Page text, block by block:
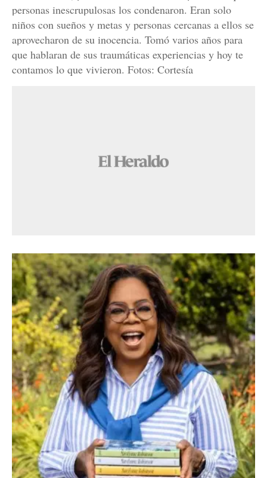
personas inescrupulosas los condenaron. Eran solo
niños con sueños y metas y personas cercanas a ellos se
aprovecharon de su inocencia. Tomó varios años para
que hablaran de sus traumáticas experiencias y hoy te
contamos lo que vivieron. Fotos: Cortesía